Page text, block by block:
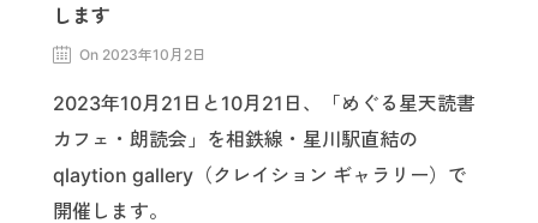
します
On 2023年10月2日
2023年10月21日と10月21日、「めぐる星天読書
カフェ・朗読会」を相鉄線・星川駅直結の
qlaytion gallery（クレイション ギャラリー）で
開催します。